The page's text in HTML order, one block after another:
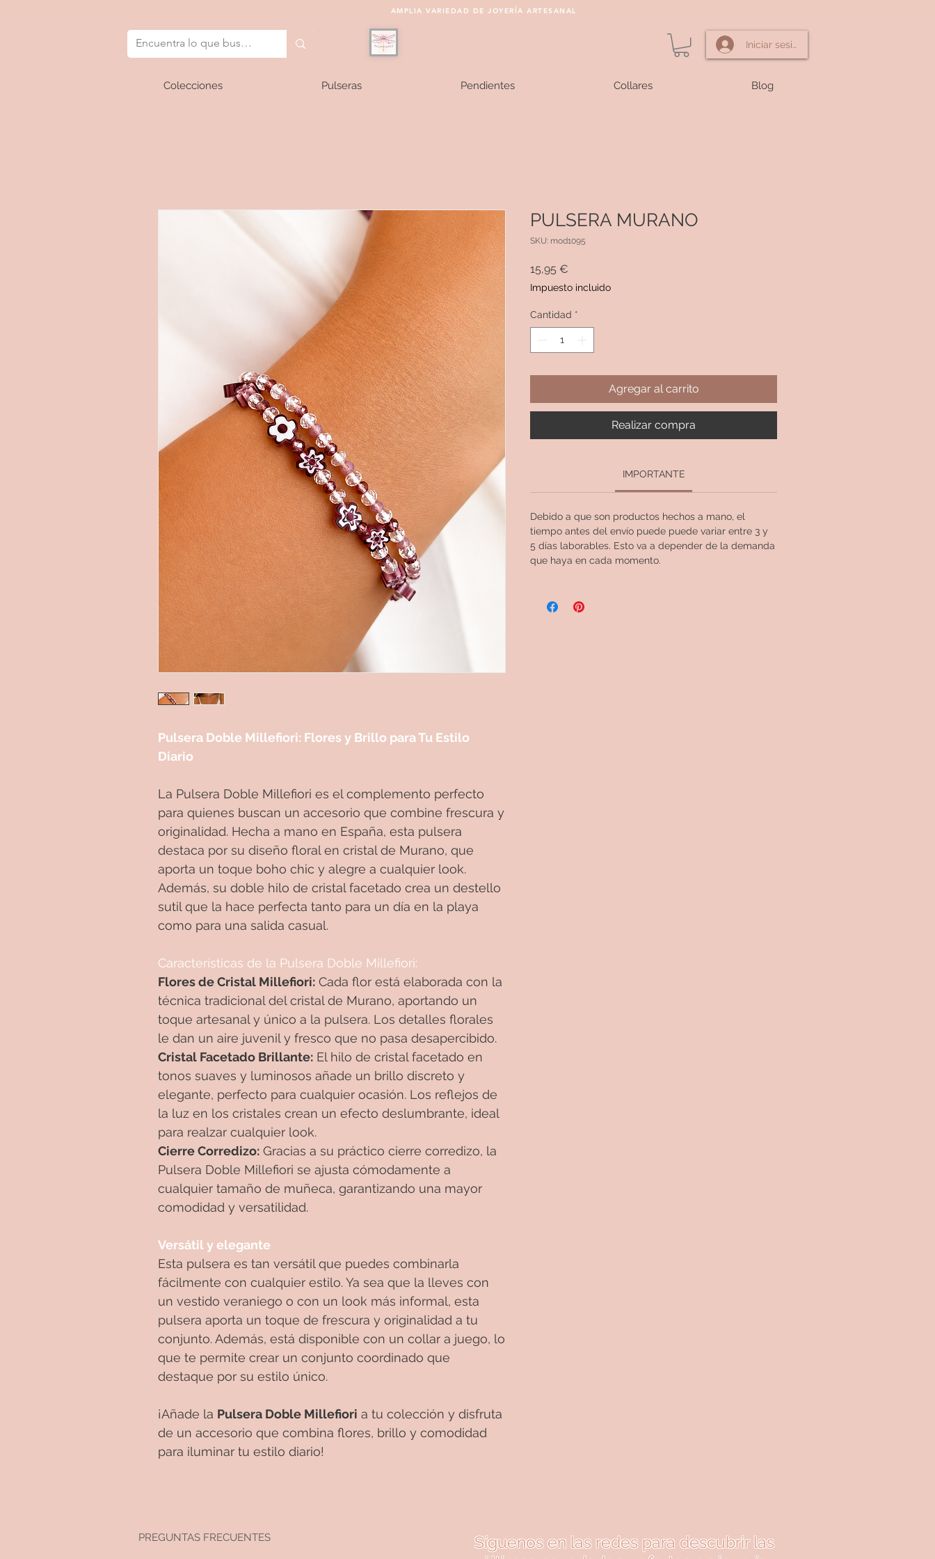
AMPLIA VARIEDAD DE JOYERÍA ARTESANAL
Iniciar sesión
Colecciones Pulseras Pendientes Collares Blog
Pulsera Doble Millefiori: Flores y Brillo para Tu Estilo
Diario
La Pulsera Doble Millefiori es el complemento perfecto
para quienes buscan un accesorio que combine frescura y
originalidad. Hecha a mano en España, esta pulsera
destaca por su diseño floral en cristal de Murano, que
aporta un toque boho chic y alegre a cualquier look.
Además, su doble hilo de cristal facetado crea un destello
sutil que la hace perfecta tanto para un día en la playa
como para una salida casual.
Características de la Pulsera Doble Millefiori:
Flores de Cristal Millefiori: Cada flor está elaborada con la
técnica tradicional del cristal de Murano, aportando un
toque artesanal y único a la pulsera. Los detalles florales
le dan un aire juvenil y fresco que no pasa desapercibido.
Cristal Facetado Brillante: El hilo de cristal facetado en
tonos suaves y luminosos añade un brillo discreto y
elegante, perfecto para cualquier ocasión. Los reflejos de
la luz en los cristales crean un efecto deslumbrante, ideal
para realzar cualquier look.
Cierre Corredizo: Gracias a su práctico cierre corredizo, la
Pulsera Doble Millefiori se ajusta cómodamente a
cualquier tamaño de muñeca, garantizando una mayor
comodidad y versatilidad.
Versátil y elegante
Esta pulsera es tan versátil que puedes combinarla
fácilmente con cualquier estilo. Ya sea que la lleves con
un vestido veraniego o con un look más informal, esta
pulsera aporta un toque de frescura y originalidad a tu
conjunto. Además, está disponible con un collar a juego, lo
que te permite crear un conjunto coordinado que
destaque por su estilo único.
¡Añade la Pulsera Doble Millefiori a tu colección y disfruta
de un accesorio que combina flores, brillo y comodidad
para iluminar tu estilo diario!
PULSERA MURANO
SKU: mod1095
15,95 €
Impuesto incluido
Cantidad *
Agregar al carrito
Realizar compra
IMPORTANTE
Debido a que son productos hechos a mano, el
tiempo antes del envío puede puede variar entre 3 y
5 días laborables. Esto va a depender de la demanda
que haya en cada momento.
PREGUNTAS FRECUENTES
Síguenos en las redes para descubrir las